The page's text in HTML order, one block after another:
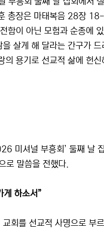
총장은 마태복음 28장
이 아닌 모험과 순종에
살게 해 달라는 간구가
용기로 선교적 삶에 헌
미셔널 부흥회’ 둘째
로 말씀을 전했다.
게 하소서”
회를 선교적 사명으로 부